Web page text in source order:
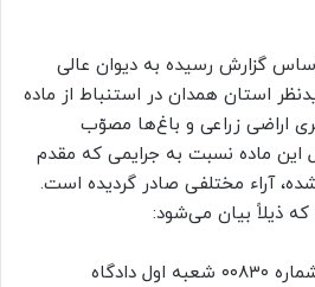
گزارش رسیده به دیوان عالی
استان همدان در استنباط از ماده
اراضی زراعی و باغ‌ها مصوّب
این ماده نسبت به جرایمی که مقدم
آراء مختلفی صادر گردیده است.
ذیلاً بیان می‌شود:
۱ـ حسب محتویات پرونده شماره ۰۰۸۳۰ شعبه اول دادگاه